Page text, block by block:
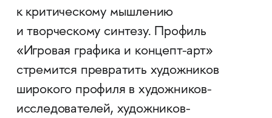
к критическому мышлению
и творческому синтезу. Профиль
«Игровая графика и концепт-арт»
стремится превратить художников
широкого профиля в художников-
исследователей, художников-